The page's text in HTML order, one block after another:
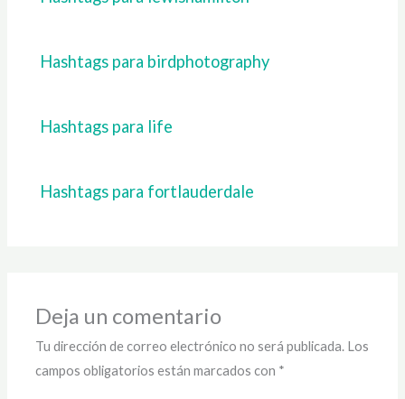
Hashtags para birdphotography
Hashtags para life
Hashtags para fortlauderdale
Deja un comentario
Tu dirección de correo electrónico no será publicada. Los
campos obligatorios están marcados con *